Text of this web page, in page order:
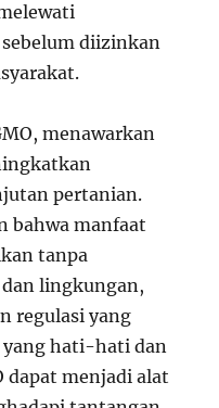
diizinkan
menawarkan
pertanian.
bahwa manfaat
tanpa
lingkungan,
regulasi yang
yang hati-hati dan
dapat menjadi alat